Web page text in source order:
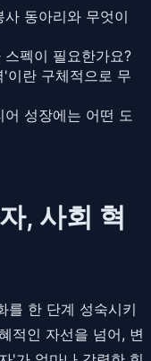
동아리와 무엇이
펙이 필요한가요?
이란 구체적으로 무
성장에는 어떤 도
, 사회 혁
를 한 단계 성숙시키
적인 자선을 넘어, 변